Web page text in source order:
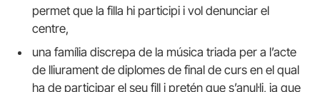
permet que la filla hi participi i vol denunciar el
centre,
una família discrepa de la música triada per a l’acte
de lliurament de diplomes de final de curs en el qual
ha de participar el seu fill i pretén que s’anul·li, ja que